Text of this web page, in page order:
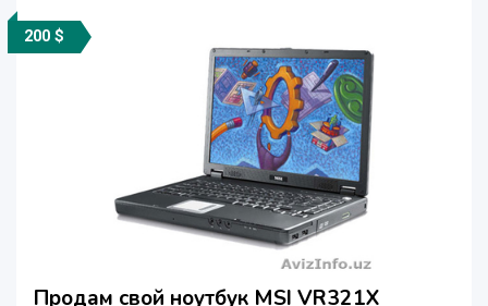
200 $
Продам свой ноутбук MSI VR321X